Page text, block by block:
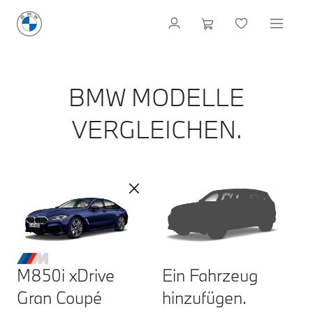
BMW MODELLE
VERGLEICHEN.
M850i xDrive
Gran Coupé
Ein Fahrzeug
hinzufügen.